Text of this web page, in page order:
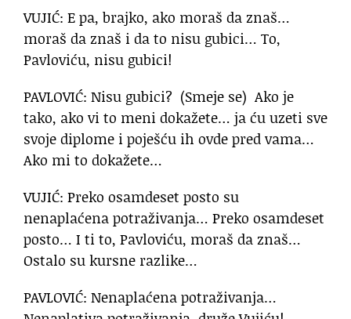
VUJIĆ: E pa, brajko, ako moraš da znaš…
moraš da znaš i da to nisu gubici… To,
Pavloviću, nisu gubici!
PAVLOVIĆ: Nisu gubici? (Smeje se) Ako je
tako, ako vi to meni dokažete… ja ću uzeti sve
svoje diplome i poješću ih ovde pred vama…
Ako mi to dokažete…
VUJIĆ: Preko osamdeset posto su
nenaplaćena potraživanja… Preko osamdeset
posto… I ti to, Pavloviću, moraš da znaš…
Ostalo su kursne razlike…
PAVLOVIĆ: Nenaplaćena potraživanja…